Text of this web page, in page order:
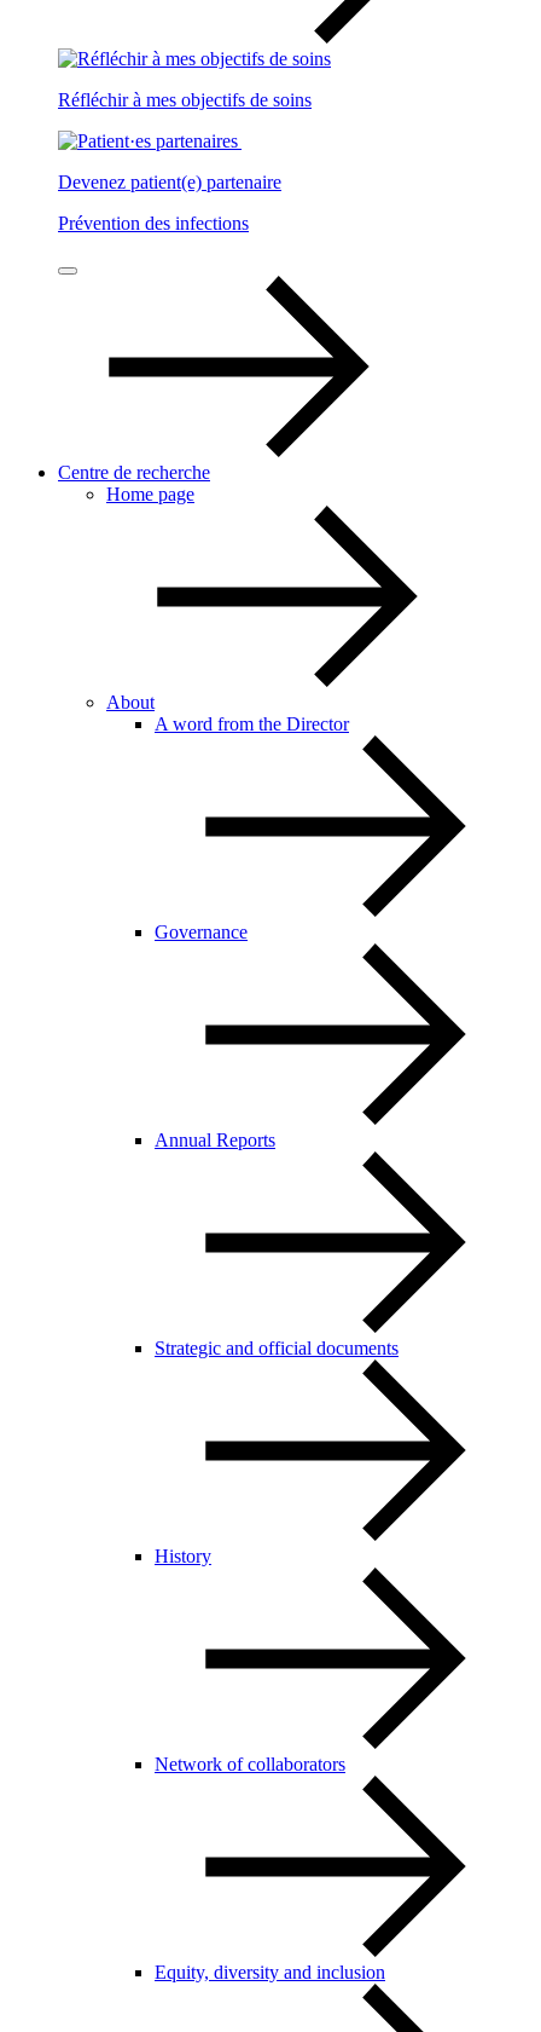
Réfléchir à mes objectifs de soins
Devenez patient(e) partenaire
Prévention des infections
Centre de recherche
Home page
About
A word from the Director
Governance
Annual Reports
Strategic and official documents
History
Network of collaborators
Equity, diversity and inclusion